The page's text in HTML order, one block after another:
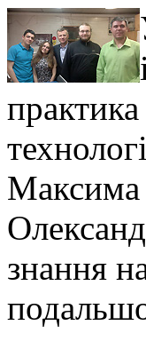
практика
Максима
знання